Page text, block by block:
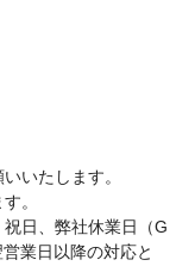
いたします。
。
日、弊社休業日（G
業日以降の対応と